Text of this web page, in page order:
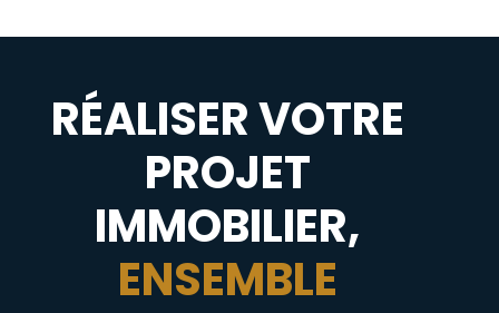
RÉALISER VOTRE
PROJET
IMMOBILIER,
ENSEMBLE